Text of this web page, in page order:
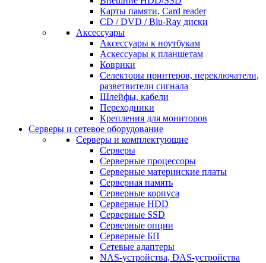
Карты памяти, Card reader
CD / DVD / Blu-Ray диски
Аксессуары
Аксессуары к ноутбукам
Аскессуары к планшетам
Коврики
Селекторы принтеров, переключатели,
разветвители сигнала
Шлейфы, кабели
Переходники
Крепления для мониторов
Серверы и сетевое оборудование
Серверы и комплектующие
Серверы
Серверные процессоры
Серверные материнские платы
Серверная память
Серверные корпуса
Серверные HDD
Серверные SSD
Серверные опции
Серверные БП
Сетевые адаптеры
NAS-устройства, DAS-устройства